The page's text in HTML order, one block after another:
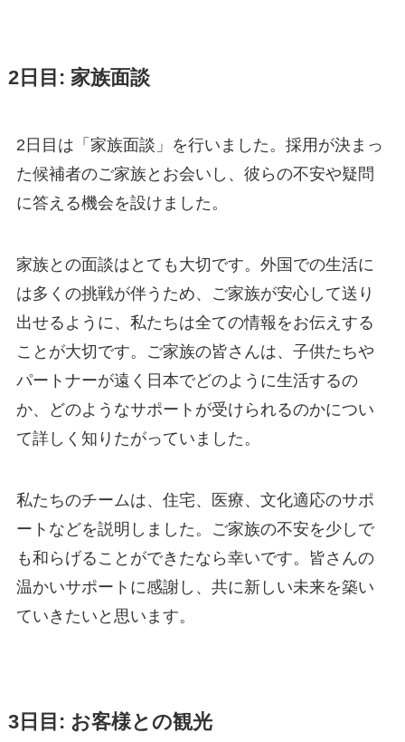
2日目: 家族面談
2日目は「家族面談」を行いました。採用が決まっ
た候補者のご家族とお会いし、彼らの不安や疑問
に答える機会を設けました。
家族との面談はとても大切です。外国での生活に
は多くの挑戦が伴うため、ご家族が安心して送り
出せるように、私たちは全ての情報をお伝えする
ことが大切です。ご家族の皆さんは、子供たちや
パートナーが遠く日本でどのように生活するの
か、どのようなサポートが受けられるのかについ
て詳しく知りたがっていました。
私たちのチームは、住宅、医療、文化適応のサポ
ートなどを説明しました。ご家族の不安を少しで
も和らげることができたなら幸いです。皆さんの
温かいサポートに感謝し、共に新しい未来を築い
ていきたいと思います。
3日目: お客様との観光